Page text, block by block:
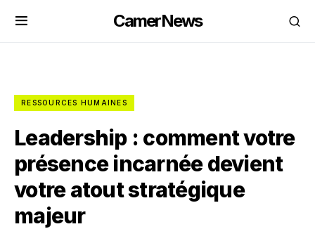
CamerNews
RESSOURCES HUMAINES
Leadership : comment votre
présence incarnée devient
votre atout stratégique
majeur